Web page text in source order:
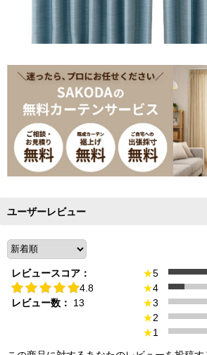
ユーザーレビュー
レビュースコア：
4.8
レビュー数：
13
★5
★4
★3
★2
★1